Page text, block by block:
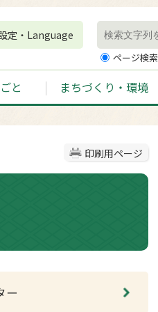
定・Language
ページ検索
と まちづくり・環境
印刷用ページ
ー